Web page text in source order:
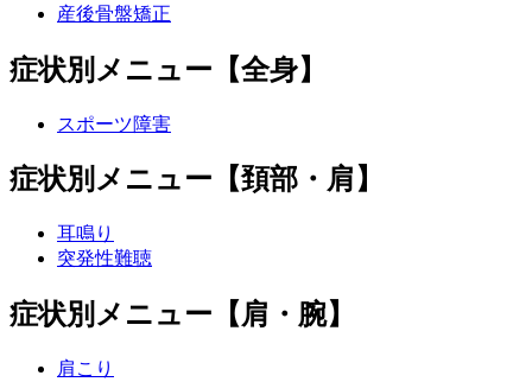
産後骨盤矯正
症状別メニュー【全身】
スポーツ障害
症状別メニュー【頚部・肩】
耳鳴り
突発性難聴
症状別メニュー【肩・腕】
肩こり